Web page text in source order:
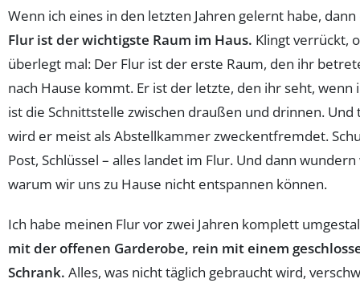
Wenn ich eines in den letzten Jahren gelernt habe,
Flur ist der wichtigste Raum im Haus. Klingt verrückt,
überlegt mal: Der Flur ist der erste Raum, den ihr
nach Hause kommt. Er ist der letzte, den ihr seht, wenn
ist die Schnittstelle zwischen draußen und drinnen.
wird er meist als Abstellkammer zweckentfremdet.
Post, Schlüssel – alles landet im Flur. Und dann
warum wir uns zu Hause nicht entspannen können.
Ich habe meinen Flur vor zwei Jahren komplett
mit der offenen Garderobe, rein mit einem
Schrank. Alles, was nicht täglich gebraucht wird,